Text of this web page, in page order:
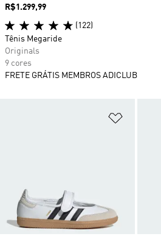
Preço
R$1.299,99
(122)
Tênis Megaride
Originals
9 cores
FRETE GRÁTIS MEMBROS ADICLUB